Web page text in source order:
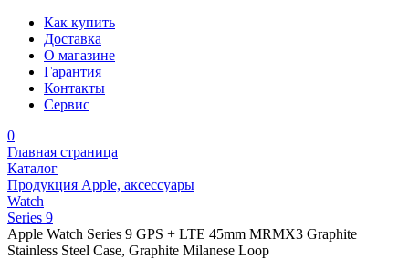
Как купить
Доставка
О магазине
Гарантия
Контакты
Сервис
0
Главная страница
Каталог
Продукция Apple, аксессуары
Watch
Series 9
Apple Watch Series 9 GPS + LTE 45mm MRMX3 Graphite
Stainless Steel Case, Graphite Milanese Loop